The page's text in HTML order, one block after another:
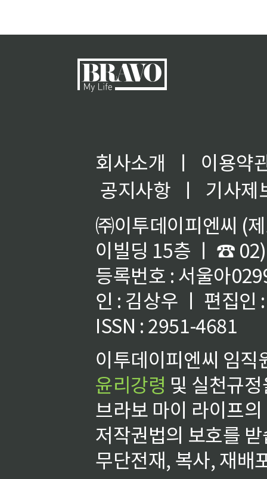
회사소개 ㅣ
이용약
공지사항
ㅣ
기사제
㈜이투데이피엔씨 (
이빌딩 15층 ㅣ ☎
등록번호 : 서울아
인 : 김상우 ㅣ 편집인
ISSN : 2951-4681
이투데이피엔씨 임
윤리강령 및 실천규
브라보 마이 라이프
저작권법의 보호를
무단전재, 복사, 재배